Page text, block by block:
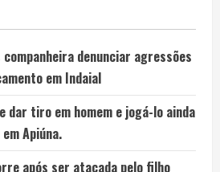
companheira denunciar agressões
em Indaial
dar tiro em homem e jogá-lo ainda
Apiúna.
após ser atacada pelo filho